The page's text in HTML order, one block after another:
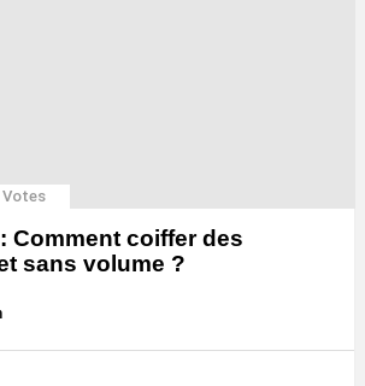
Votes
Comment coiffer des
sans volume ?